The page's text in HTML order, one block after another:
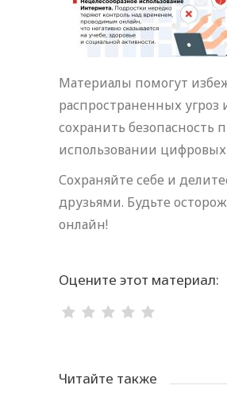
Материалы помогут
распространенных угроз
сохранить безопасность
использовании цифровых
Сохраняйте себе и
друзьями. Будьте
онлайн!
Оцените этот материал:
Читайте также